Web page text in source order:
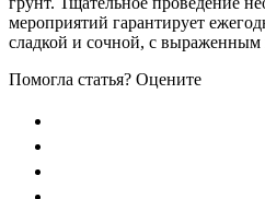
мероприятий гарантирует
сладкой и сочной, с
Помогла статья? Оцените